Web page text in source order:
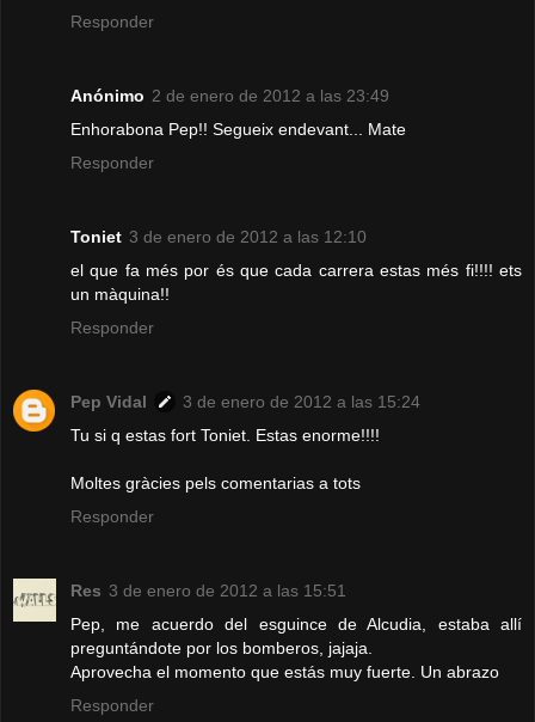
Responder
Anónimo 2 de enero de 2012 a las 23:49
Enhorabona Pep!! Segueix endevant... Mate
Responder
Toniet 3 de enero de 2012 a las 12:10
el que fa més por és que cada carrera estas més fi!!!! ets
un màquina!!
Responder
Pep Vidal
3 de enero de 2012 a las 15:24
Tu si q estas fort Toniet. Estas enorme!!!!
Moltes gràcies pels comentarias a tots
Responder
Res 3 de enero de 2012 a las 15:51
Pep, me acuerdo del esguince de Alcudia, estaba allí
preguntándote por los bomberos, jajaja.
Aprovecha el momento que estás muy fuerte. Un abrazo
Responder